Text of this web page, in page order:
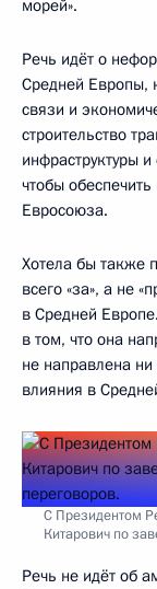
морей».
Речь идёт о
Средней Европы,
связи и
строительство
инфраструктуры
чтобы обеспечить
Евросоюза.
Хотела бы также
всего «за», а не
в Средней
в том, что она
не направлена
влияния в
С Президентом
Китарович по
Речь не идёт об